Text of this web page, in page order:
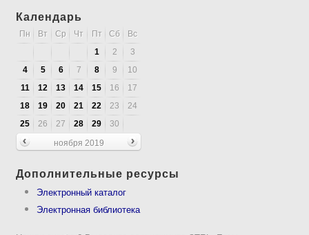
Календарь
Пн Вт Ср Чт Пт Сб
Вс
1
2
3
4
5 6 7 8 9
10
11
12 13 14 15 16
17
18
19 20 21 22 23
24
25
26 27 28 29
30
ноября 2019
Дополнительные ресурсы
Электронный каталог
Электронная библиотека